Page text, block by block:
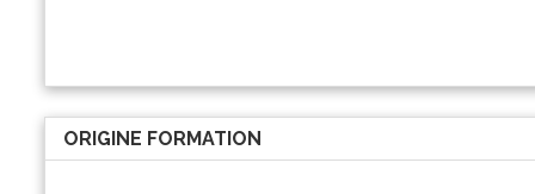
ORIGINE FORMATION